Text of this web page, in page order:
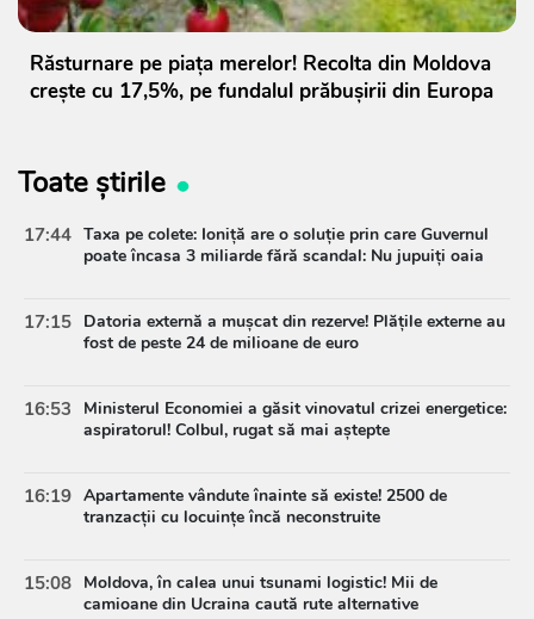
Răsturnare pe piața merelor! Recolta din Moldova
crește cu 17,5%, pe fundalul prăbușirii din Europa
Toate știrile
17:44 Taxa pe colete: Ioniță are o soluție prin care Guvernul
poate încasa 3 miliarde fără scandal: Nu jupuiți oaia
17:15 Datoria externă a mușcat din rezerve! Plățile externe au
fost de peste 24 de milioane de euro
16:53
Ministerul Economiei a găsit vinovatul crizei energetice:
aspiratorul! Colbul, rugat să mai aștepte
16:19 Apartamente vândute înainte să existe! 2500 de
tranzacții cu locuințe încă neconstruite
15:08 Moldova, în calea unui tsunami logistic! Mii de
camioane din Ucraina caută rute alternative